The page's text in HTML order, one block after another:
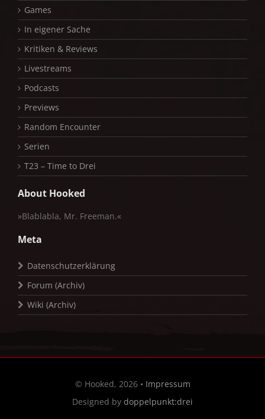
Games
In eigener Sache
Kritiken & Reviews
Livestreams
Podcasts
Previews
Random Encounter
Serien
T23 – Time to Drei
About Hooked
»Blablabla, Mr. Freeman.«
Meta
Datenschutzerklärung
Forum (Archiv)
Wiki (Archiv)
© Hooked, 2026 • Impressum
Designed by doppelpunkt:drei